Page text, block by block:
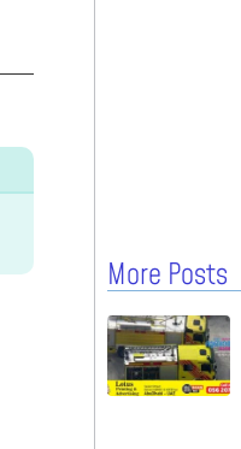
More Posts